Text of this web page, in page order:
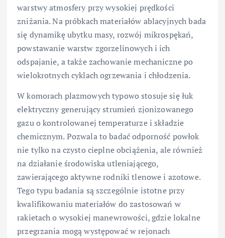
warstwy atmosfery przy wysokiej prędkości
zniżania. Na próbkach materiałów ablacyjnych bada
się dynamikę ubytku masy, rozwój mikrospękań,
powstawanie warstw zgorzelinowych i ich
odspajanie, a także zachowanie mechaniczne po
wielokrotnych cyklach ogrzewania i chłodzenia.
W komorach plazmowych typowo stosuje się łuk
elektryczny generujący strumień zjonizowanego
gazu o kontrolowanej temperaturze i składzie
chemicznym. Pozwala to badać odporność powłok
nie tylko na czysto cieplne obciążenia, ale również
na działanie środowiska utleniającego,
zawierającego aktywne rodniki tlenowe i azotowe.
Tego typu badania są szczególnie istotne przy
kwalifikowaniu materiałów do zastosowań w
rakietach o wysokiej manewrowości, gdzie lokalne
przegrzania mogą występować w rejonach